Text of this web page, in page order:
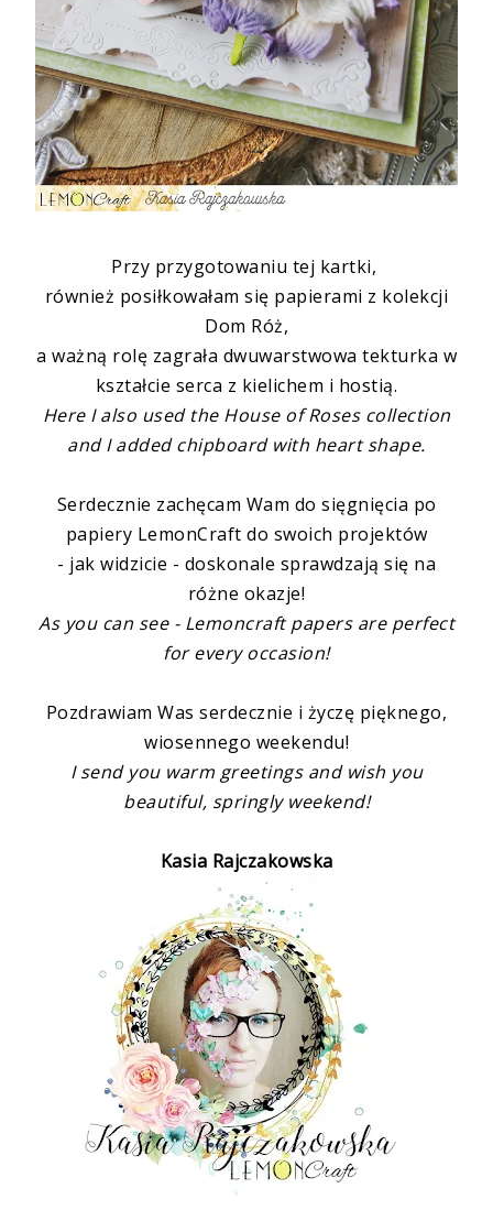
Przy przygotowaniu tej kartki,
również posiłkowałam się papierami z kolekcji
Dom Róż,
a ważną rolę zagrała dwuwarstwowa tekturka w
kształcie serca z kielichem i hostią.
Here I also used the House of Roses collection
and I added chipboard with heart shape.
Serdecznie zachęcam Wam do sięgnięcia po
papiery LemonCraft do swoich projektów
- jak widzicie - doskonale sprawdzają się na
różne okazje!
As you can see - Lemoncraft papers are perfect
for every occasion!
Pozdrawiam Was serdecznie i życzę pięknego,
wiosennego weekendu!
I send you warm greetings and wish you
beautiful, springly weekend!
Kasia Rajczakowska